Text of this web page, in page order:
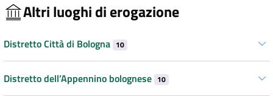
Altri luoghi di erogazione
Distretto Città di Bologna 10
Distretto dell’Appennino bolognese 10